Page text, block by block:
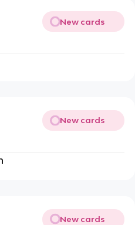
New cards
New cards
New cards